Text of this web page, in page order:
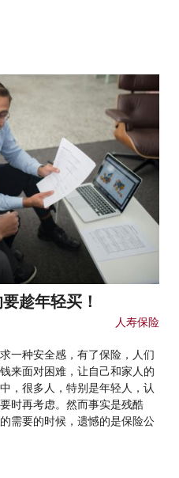
趁年轻买！
人寿保险
一种安全感，有了保险，人们
来面对困难，让自己和家人的
，很多人，特别是年轻人，认
时再考虑。然而事实是残酷
需要的时候，遗憾的是保险公